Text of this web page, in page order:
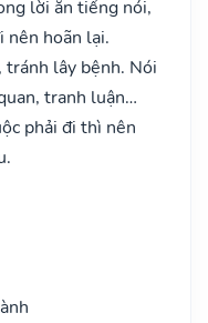
lời ăn tiếng nói,
nên hoãn lại.
tránh lây bệnh. Nói
tranh luận…
phải đi thì nên